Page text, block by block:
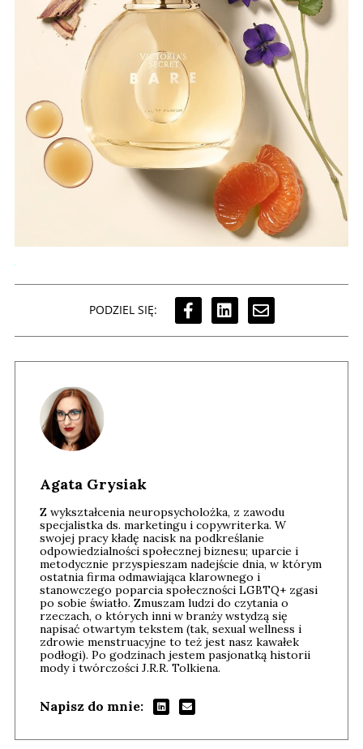
PODZIEL SIĘ:
Agata Grysiak
Z wykształcenia neuropsycholożka, z zawodu
specjalistka ds. marketingu i copywriterka. W
swojej pracy kładę nacisk na podkreślanie
odpowiedzialności społecznej biznesu; uparcie i
metodycznie przyspieszam nadejście dnia, w którym
ostatnia firma odmawiająca klarownego i
stanowczego poparcia społeczności LGBTQ+ zgasi
po sobie światło. Zmuszam ludzi do czytania o
rzeczach, o których inni w branży wstydzą się
napisać otwartym tekstem (tak, sexual wellness i
zdrowie menstruacyjne to też jest nasz kawałek
podłogi). Po godzinach jestem pasjonatką historii
mody i twórczości J.R.R. Tolkiena.
Napisz do mnie: